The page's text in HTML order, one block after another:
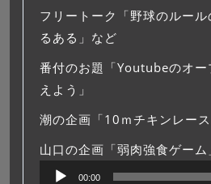
フリートーク「野球のルー
るある」など
番付のお題「Youtubeのオー
えよう」
潮の企画「10ｍチキンレース
山口の企画「弱肉強食ゲーム
00:00